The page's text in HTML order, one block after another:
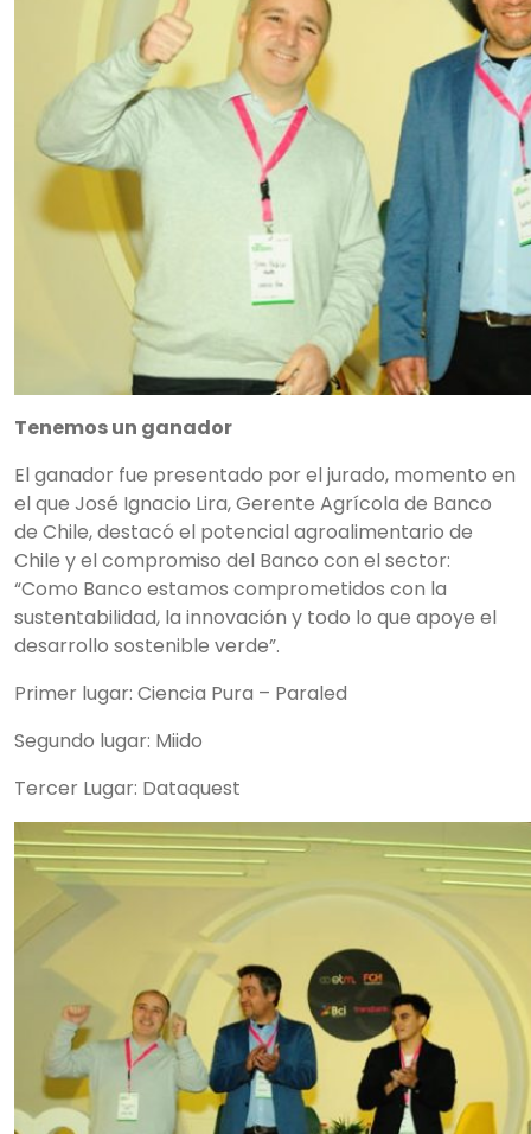
Tenemos un ganador
El ganador fue presentado por el jurado, momento en
el que José Ignacio Lira, Gerente Agrícola de Banco
de Chile, destacó el potencial agroalimentario de
Chile y el compromiso del Banco con el sector:
“Como Banco estamos comprometidos con la
sustentabilidad, la innovación y todo lo que apoye el
desarrollo sostenible verde”.
Primer lugar: Ciencia Pura – Paraled
Segundo lugar: Miido
Tercer Lugar: Dataquest